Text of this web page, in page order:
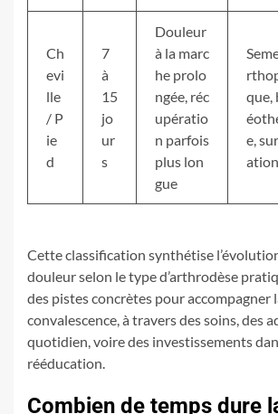
Ch
evi
lle
/ P
ie
d
7
à
15
jo
ur
s
Douleur
à la marc
he prolo
ngée, réc
upératio
n parfois
plus lon
gue
que,
e,
ation
Cette classification synthétise
douleur selon le type d’arthrodèse
des pistes concrètes pour accompagner
convalescence, à travers des soins, des
quotidien, voire des investissements
rééducation.
Combien de temps dure